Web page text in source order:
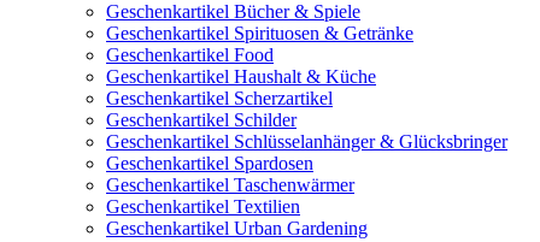
Geschenkartikel Bücher & Spiele
Geschenkartikel Spirituosen & Getränke
Geschenkartikel Food
Geschenkartikel Haushalt & Küche
Geschenkartikel Scherzartikel
Geschenkartikel Schilder
Geschenkartikel Schlüsselanhänger & Glücksbringer
Geschenkartikel Spardosen
Geschenkartikel Taschenwärmer
Geschenkartikel Textilien
Geschenkartikel Urban Gardening